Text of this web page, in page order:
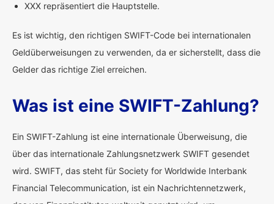
XXX repräsentiert die Hauptstelle.
Es ist wichtig, den richtigen SWIFT-Code bei internationalen
Geldüberweisungen zu verwenden, da er sicherstellt, dass die
Gelder das richtige Ziel erreichen.
Was ist eine SWIFT-Zahlung?
Ein SWIFT-Zahlung ist eine internationale Überweisung, die
über das internationale Zahlungsnetzwerk SWIFT gesendet
wird. SWIFT, das steht für Society for Worldwide Interbank
Financial Telecommunication, ist ein Nachrichtennetzwerk,